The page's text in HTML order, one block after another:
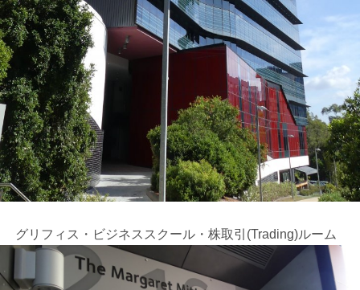
グリフィス・ビジネススクール・株取引(Trading)ルーム